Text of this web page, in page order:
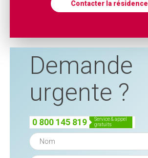
Contacter la résidence
Demande
urgente ?
0 800 145 819
service & appel
gratuits